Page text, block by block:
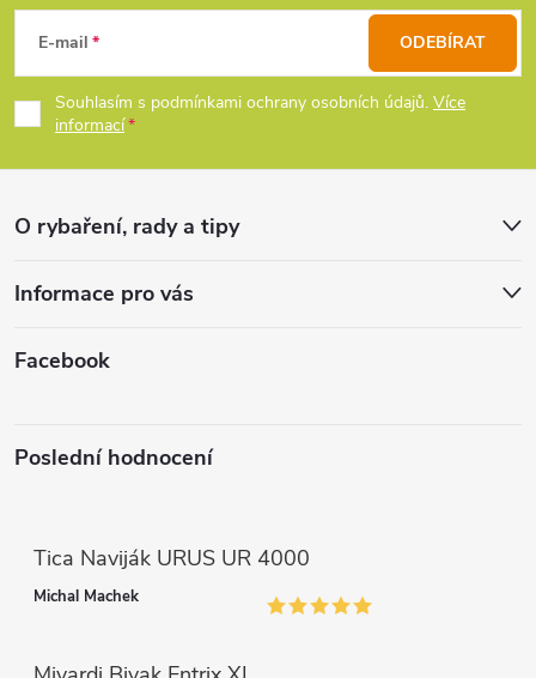
c
í
p
r
v
y
v
p
s
u
p
a
E-mail
Souhlasím s podmínkami ochrany osobních údajů. Více
informací
ODEBÍRAT
O rybaření, rady a tipy
Informace pro vás
Facebook
Poslední hodnocení
Tica Naviják URUS UR 4000
Michal Machek